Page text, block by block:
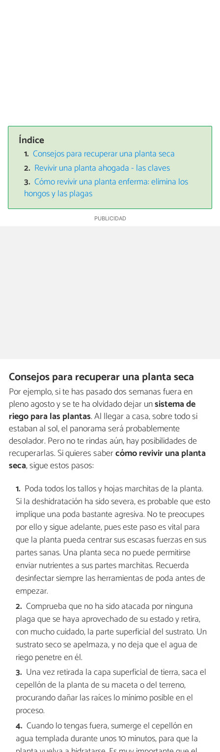
Índice
Consejos para recuperar una planta seca
Revivir una planta ahogada - las claves
Cómo revivir una planta enferma: elimina los
hongos y las plagas
Consejos para recuperar una planta seca
Por ejemplo, si te has pasado dos semanas fuera en
pleno agosto y se te ha olvidado dejar unsistema de
riego para las plantas. Al llegar a casa, sobre todo si
estaban al sol, el panorama será probablemente
desolador. Pero no te rindas aún, hay posibilidades de
recuperarlas. Si quieres sabercómo revivir una planta
seca, sigue estos pasos:
Poda todos los tallos y hojas marchitas de la planta.
Si la deshidratación ha sido severa, es probable que esto
implique una poda bastante agresiva. No te preocupes
por ello y sigue adelante, pues este paso es vital para
que la planta pueda centrar sus escasas fuerzas en sus
partes sanas. Una planta seca no puede permitirse
enviar nutrientes a sus partes marchitas. Recuerda
desinfectar siempre las herramientas de poda antes de
empezar.
Comprueba que no ha sido atacada por ninguna
plaga que se haya aprovechado de su estado y retira,
con mucho cuidado, la parte superficial del sustrato. Un
sustrato seco se apelmaza, y no deja que el agua de
riego penetre en él.
Una vez retirada la capa superficial de tierra, saca el
cepellón de la planta de su maceta o del terreno,
procurando dañar las raíces lo mínimo posible en el
proceso.
Cuando lo tengas fuera, sumerge el cepellón en
agua templada durante unos 10 minutos, para que la